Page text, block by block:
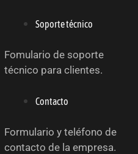
Soporte técnico
Fomulario de soporte
técnico para clientes.
Contacto
Formulario y teléfono de
contacto de la empresa.